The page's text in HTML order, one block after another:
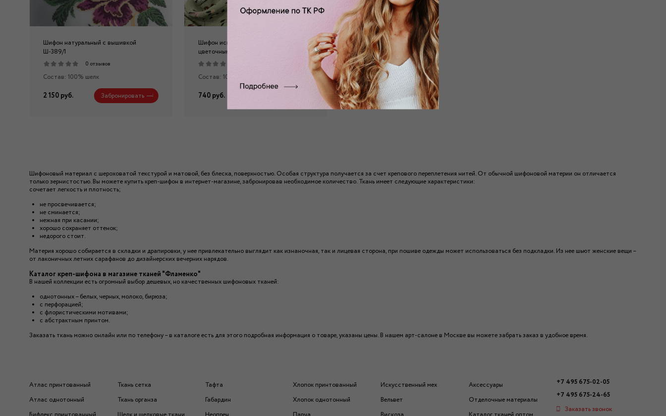
Шифон натуральный с вышивкой
Ш-389/1
0 отзывов
Состав: 100% шелк
2 150 руб. Забронировать
Шифон искусственный зеленый с
цветочным принтом КШ-258
Состав: 100% п/э
740 руб.
Шифоновый материал с шероховатой текстурой и матовой, без блеска, поверхностью. Особая структура получается за счет крепового переплетения нитей. От обычной шифоновой материи он отличается
только зернистостью. Вы можете купить креп-шифон в интернет-магазине, забронировав необходимое количество. Ткань имеет следующие характеристики:
сочетает легкость и плотность;
не просвечивается;
не сминается;
нежная при касании;
хорошо сохраняет оттенок;
недорого стоит.
Материя хорошо собирается в складки и драпировки, у нее привлекательно выглядит как изнаночная, так и лицевая сторона, при пошиве одежды может использоваться без подкладки. Из нее шьют женские вещи –
от лаконичных летних сарафанов до дизайнерских вечерних нарядов.
Каталог креп-шифона в магазине тканей "Фламенко"
В нашей коллекции есть огромный выбор дешевых, но качественных шифоновых тканей:
однотонных – белых, черных, молоко, бирюза;
с перфорацией;
с флористическими мотивами;
с абстрактным принтом.
Заказать ткань можно онлайн или по телефону – в каталоге есть для этого подробная информация о товаре, указаны цены. В нашем арт-салоне в Москве вы можете забрать заказ в удобное время.
Атлас принтованный
Атлас однотонный
Ткань сетка
Ткань органза
Тафта
Габардин
Хлопок принтованный
Хлопок однотонный
Искусственный мех
Вельвет
Аксессуары
Отделочные материалы
+7 495 675-02-05
+7 495 675-24-65
Заказать звонок